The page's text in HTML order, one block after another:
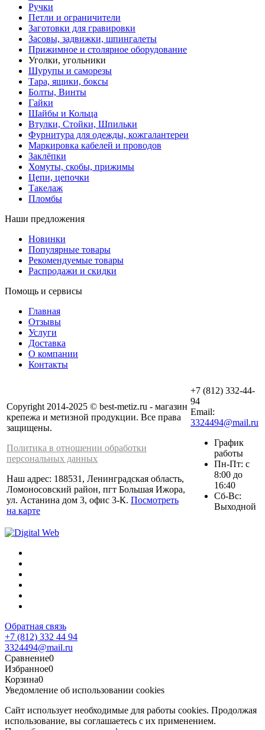
Ручки
Петли и ограничители
Заготовки для гравировки
Засовы, задвижки, шпингалеты
Прижимное и столярное оборудование
Уголки, угольники
Шурупы и саморезы
Тара, ящики, боксы
Болты, Винты
Гайки
Шайбы и Кольца
Втулки, Стойки, Шпильки
Фурнитура для одежды, кожгалантереи
Маркировка кабелей и проводов
Заклёпки
Хомуты, скобы, прижимы
Цепи, цепочки
Такелаж
Пломбы
Наши предложения
Новинки
Популярные товары
Рекомендуемые товары
Распродажи и скидки
Помощь и сервисы
Главная
Отзывы
Услуги
Доставка
О компании
Контакты
Copyright 2014-2025 © best-metiz.ru - магазин
крепежа и метизной продукции. Все права
защищены.
Политика в отношении обработки
персональных данных
Наш адрес: 188531, Ленинградская область,
Ломоносовский район, пгт Большая Ижора,
ул. Астанина дом 3, офис 3-К. Посмотреть
на карте
+7 (812) 332-44-
94
Email:
3324494@mail.ru
График
работы
Пн-Пт: с
8:00 до
16:40
Сб-Вс:
Выходной
Обратная связь
+7 (812) 332 44 94
3324494@mail.ru
Сравнение0
Избранное0
Корзина0
Уведомление об использовании cookies
Сайт использует необходимые для работы cookies. Продолжая
использование, вы соглашаетесь с их применением.